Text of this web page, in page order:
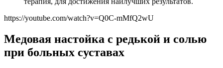
https://youtube.com/watch?v=Q0C-mMfQ2wU
Медовая настойка с редькой и солью
при больных суставах